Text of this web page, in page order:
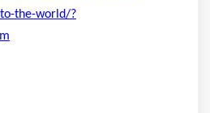
the-world/?